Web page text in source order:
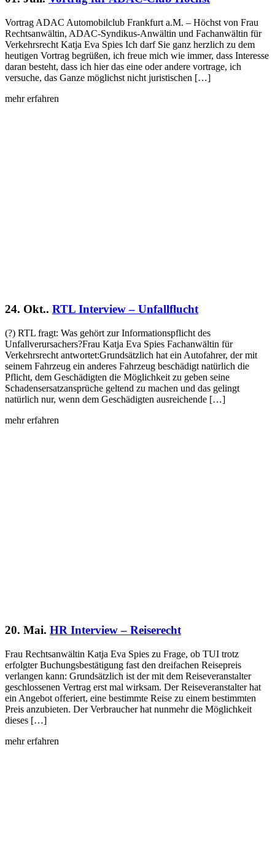
Vortrag ADAC Automobilclub Frankfurt a.M. – Höchst von Frau
Rechtsanwältin, ADAC-Syndikus-Anwältin und Fachanwältin für
Verkehrsrecht Katja Eva Spies Ich darf Sie ganz herzlich zu dem
heutigen Vortrag begrüßen, ich freue mich wie immer, dass Interesse
daran besteht, dass ich hier das eine oder andere vortrage, ich
versuche, das Ganze möglichst nicht juristischen […]
mehr erfahren
24. Okt.. RTL Interview – Unfallflucht
(?) RTL fragt: Was gehört zur Informationspflicht des
Unfallverursachers?Frau Katja Eva Spies Fachanwältin für
Verkehrsrecht antwortet:Grundsätzlich hat ein Autofahrer, der mit
seinem Fahrzeug ein anderes Fahrzeug beschädigt natürlich die
Pflicht, dem Geschädigten die Möglichkeit zu geben seine
Schadensersatzansprüche geltend zu machen und das gelingt
natürlich nur, wenn dem Geschädigten ausreichende […]
mehr erfahren
20. Mai. HR Interview – Reiserecht
Frau Rechtsanwältin Katja Eva Spies zu Frage, ob TUI trotz
erfolgter Buchungsbestätigung fast den dreifachen Reisepreis
verlangen kann: Grundsätzlich ist der mit dem Reiseveranstalter
geschlossenen Vertrag erst mal wirksam. Der Reiseveranstalter hat
ein Angebot offeriert, eine bestimmte Reise zu einem bestimmten
Preis anzubieten. Der Verbraucher hat nunmehr die Möglichkeit
dieses […]
mehr erfahren